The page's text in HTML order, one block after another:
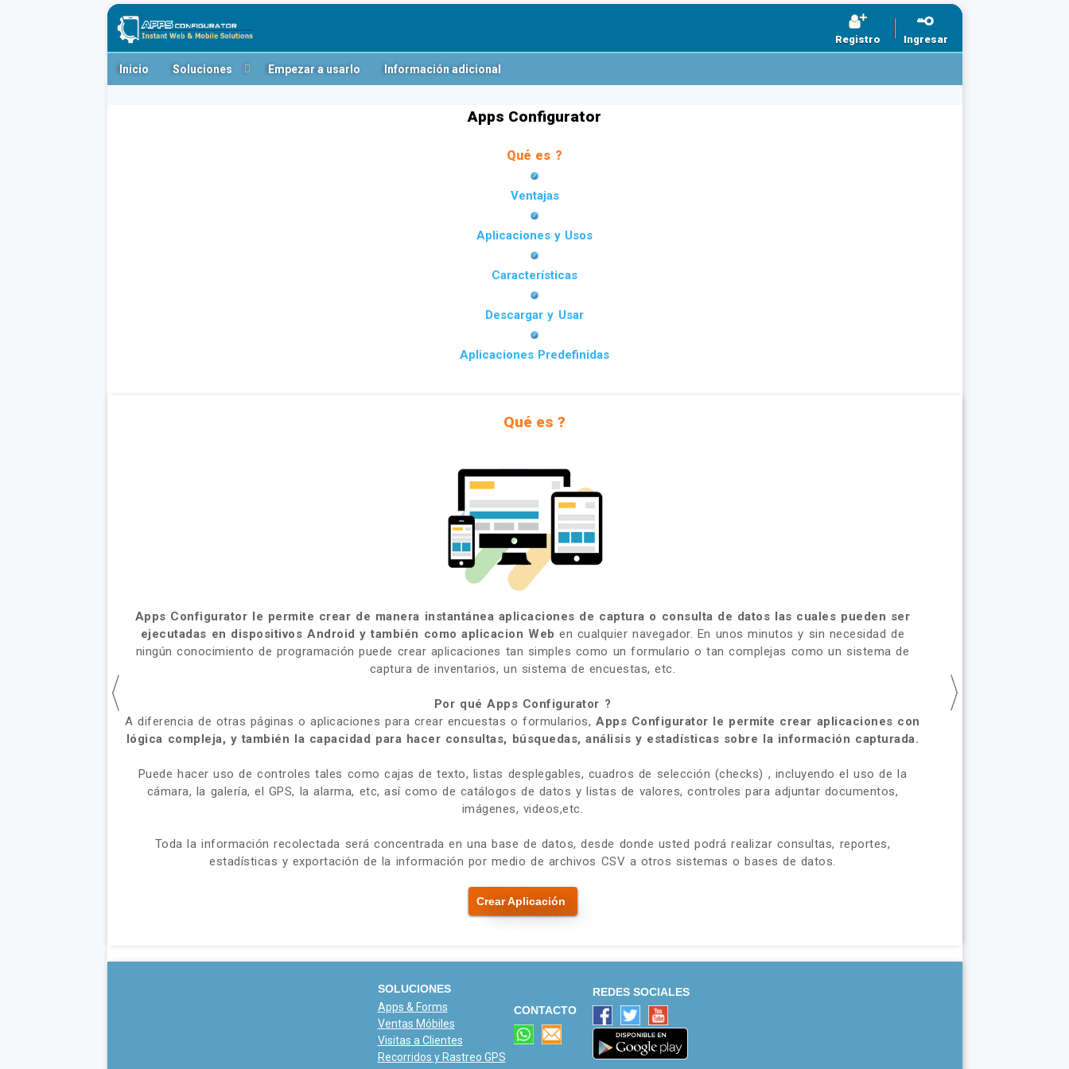
Registro Ingresar
Inicio Soluciones Empezar a usarlo Información adicional
Apps Configurator
Qué es ?
Ventajas
Aplicaciones y Usos
Características
Descargar y Usar
Aplicaciones Predefinidas
Qué es ?
Apps Configurator le permite crear de manera instantánea aplicaciones de captura o consulta de datos las cuales pueden ser
ejecutadas en dispositivos Android y también como aplicacion Weben cualquier navegador. En unos minutos y sin necesidad de
ningún conocimiento de programación puede crear aplicaciones tan simples como un formulario o tan complejas como un sistema de
captura de inventarios, un sistema de encuestas, etc.
Por qué Apps Configurator ?
A diferencia de otras páginas o aplicaciones para crear encuestas o formularios,Apps Configurator le permite crear aplicaciones con
lógica compleja, y también la capacidad para hacer consultas, búsquedas, análisis y estadísticas sobre la información capturada.
Puede hacer uso de controles tales como cajas de texto, listas desplegables, cuadros de selección (checks) , incluyendo el uso de la
cámara, la galería, el GPS, la alarma, etc, así como de catálogos de datos y listas de valores, controles para adjuntar documentos,
imágenes, videos,etc.
Toda la información recolectada será concentrada en una base de datos, desde donde usted podrá realizar consultas, reportes,
estadísticas y exportación de la información por medio de archivos CSV a otros sistemas o bases de datos.
Crear Aplicación
SOLUCIONES
Apps & Forms
Ventas Móbiles
Visitas a Clientes
Recorridos y Rastreo GPS
CONTACTO
REDES SOCIALES